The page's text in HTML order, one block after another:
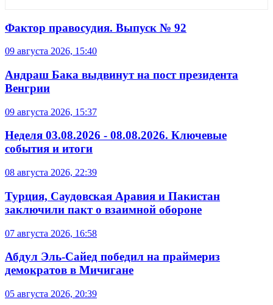
Фактор правосудия. Выпуск № 92
09 августа 2026, 15:40
Андраш Бака выдвинут на пост президента
Венгрии
09 августа 2026, 15:37
Неделя 03.08.2026 - 08.08.2026. Ключевые
события и итоги
08 августа 2026, 22:39
Турция, Саудовская Аравия и Пакистан
заключили пакт о взаимной обороне
07 августа 2026, 16:58
Абдул Эль-Сайед победил на праймериз
демократов в Мичигане
05 августа 2026, 20:39